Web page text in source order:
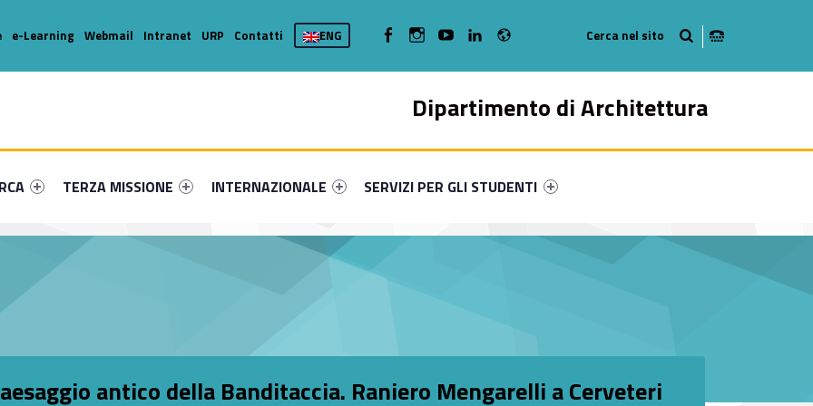
Dipartimento di Architettura
primary-38585-16
#link-menu-primary-85288-36
Link identifier #link-menu-primary-75448-46
TERZA MISSIONE
Link identifier #link-menu-primary-80039-49
INTERNAZIONALE
Link identifier #link-menu-primary-49831-57
SERVIZI PER GLI STUDENTI
e-Learning Webmail Intranet URP Contatti ENG WebMan on FacebookWebMan on Instagram
WebMan on YoutubeWebMan on Linkedin
antico della Banditaccia. Raniero Mengarelli a Cerveteri